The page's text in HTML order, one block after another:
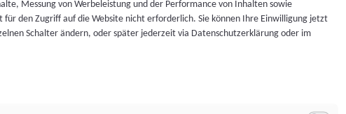
Messung von Werbeleistung und der Performance von Inhalten sowie
den Zugriff auf die Website nicht erforderlich. Sie können Ihre Einwilligung jetzt
Schalter ändern, oder später jederzeit via Datenschutzerklärung oder im